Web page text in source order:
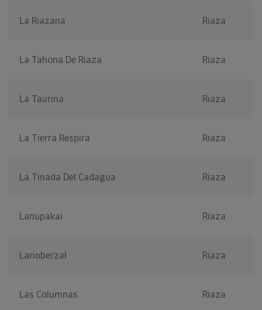
La Riazana Riaza
La Tahona De Riaza Riaza
La Taurina Riaza
La Tierra Respira Riaza
La Tinada Del Cadagua Riaza
Lanupakai Riaza
Larioberzal Riaza
Las Columnas Riaza